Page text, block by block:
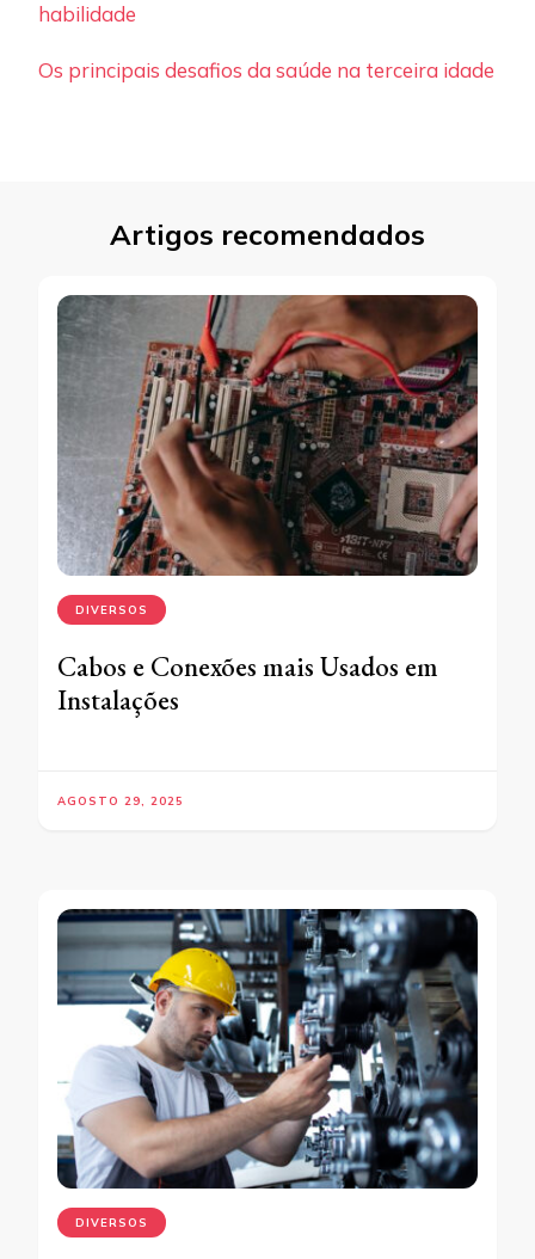
habilidade
Os principais desafios da saúde na terceira idade
Artigos recomendados
DIVERSOS
Cabos e Conexões mais Usados em
Instalações
AGOSTO 29, 2025
DIVERSOS